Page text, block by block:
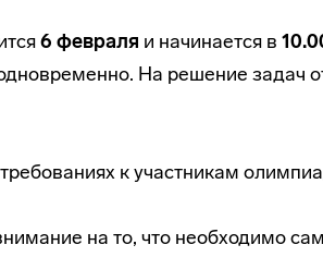
6 февраля и начинается в
На решение задач
к участникам
на то, что необходимо